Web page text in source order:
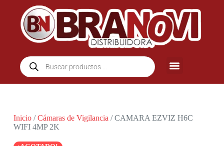
Inicio/Cámaras de Vigilancia / CAMARA EZVIZ H6C
WIFI 4MP 2K